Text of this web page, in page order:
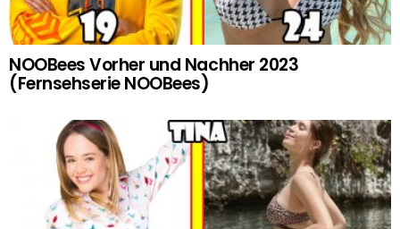
NOOBees Vorher und Nachher 2023
(Fernsehserie NOOBees)